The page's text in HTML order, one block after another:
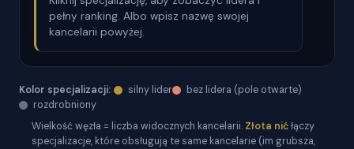
pełny ranking. Albo wpisz nazwę swojej
kancelarii powyżej.
Kolor specjalizacji: silny lider
bez lidera (pole otwarte)
rozdrobniony
Wielkość węzła = liczba widocznych kancelarii. Złota nićłączy
specjalizacje, które obsługują te same kancelarie (im grubsza,